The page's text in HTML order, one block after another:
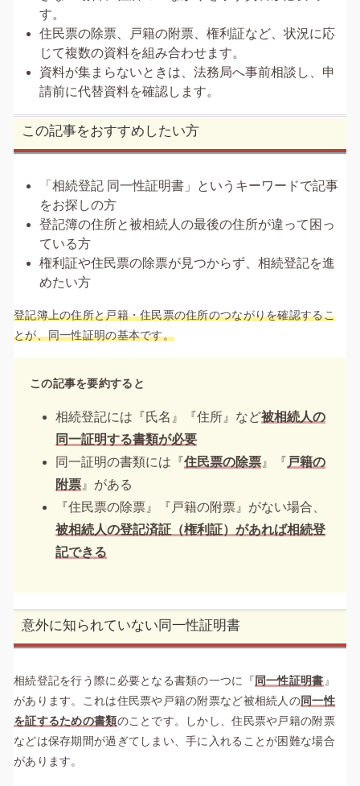
す。
住民票の除票、戸籍の附票、権利証など、状況に応
じて複数の資料を組み合わせます。
資料が集まらないときは、法務局へ事前相談し、申
請前に代替資料を確認します。
この記事をおすすめしたい方
「相続登記 同一性証明書」というキーワードで記事
をお探しの方
登記簿の住所と被相続人の最後の住所が違って困っ
ている方
権利証や住民票の除票が見つからず、相続登記を進
めたい方
登記簿上の住所と戸籍・住民票の住所のつながりを確認するこ
とが、同一性証明の基本です。
この記事を要約すると
相続登記には『氏名』『住所』など被相続人の
同一証明する書類が必要
同一証明の書類には『住民票の除票 』『 戸籍の
附票 』がある
『住民票の除票』『戸籍の附票』がない場合、
被相続人の登記済証（権利証）があれば相続登
記できる
意外に知られていない同一性証明書
相続登記を行う際に必要となる書類の一つに『同一性証明書 』
があります。これは住民票や戸籍の附票など被相続人の同一性
を証するための書類のことです。しかし、住民票や戸籍の附票
などは保存期間が過ぎてしまい、手に入れることが困難な場合
があります。